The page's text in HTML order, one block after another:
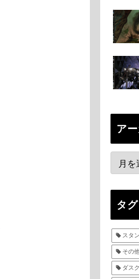
ア
タグ
スタ
その
ダス